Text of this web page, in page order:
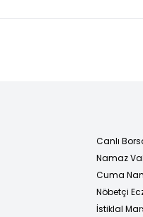
Canlı
Namaz
Cuma
Nöbetçi
İstiklal